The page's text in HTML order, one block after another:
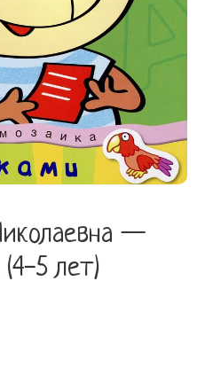
—
5 лет)